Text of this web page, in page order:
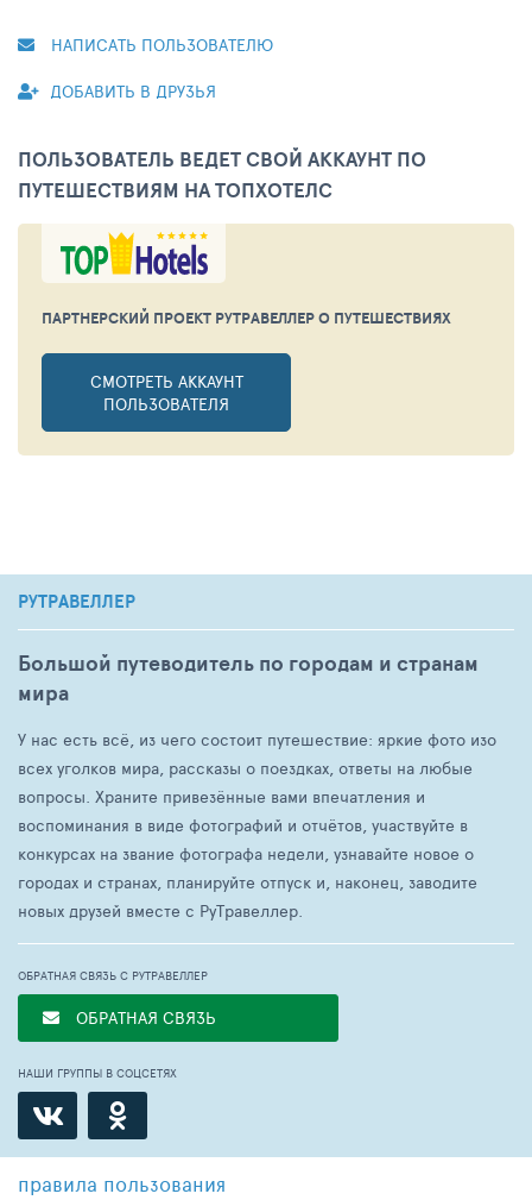
НАПИСАТЬ ПОЛЬЗОВАТЕЛЮ
ДОБАВИТЬ В ДРУЗЬЯ
ПОЛЬЗОВАТЕЛЬ ВЕДЕТ СВОЙ АККАУНТ ПО
ПУТЕШЕСТВИЯМ НА ТОПХОТЕЛС
ПАРТНЕРСКИЙ ПРОЕКТ РУТРАВЕЛЛЕРО ПУТЕШЕСТВИЯХ
СМОТРЕТЬ АККАУНТ
ПОЛЬЗОВАТЕЛЯ
РУТРАВЕЛЛЕР
Большой путеводитель по городам и странам
мира
У нас есть всё, из чего состоит путешествие: яркие фото изо
всех уголков мира, рассказы о поездках, ответы на любые
вопросы. Храните привезённые вами впечатления и
воспоминания в виде фотографий и отчётов, участвуйте в
конкурсах на звание фотографа недели, узнавайте новое о
городах и странах, планируйте отпуск и, наконец, заводите
новых друзей вместе с РуТравеллер.
ОБРАТНАЯ СВЯЗЬ С РУТРАВЕЛЛЕР
ОБРАТНАЯ СВЯЗЬ
НАШИ ГРУППЫ В СОЦСЕТЯХ
правила пользования